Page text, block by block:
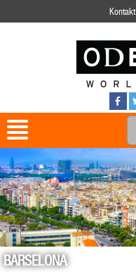
Kontakt
BARSELONA